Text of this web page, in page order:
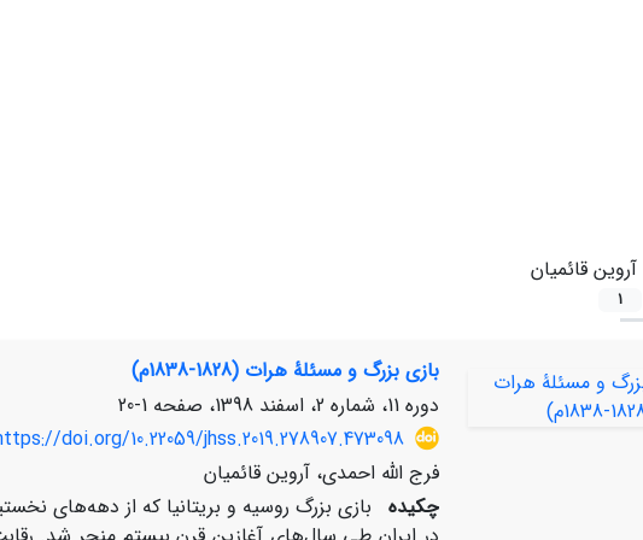
آروین قائمیان
1
بازی بزرگ و مسئلۀ هرات (1828-1838م)
دوره 11، شماره 2، اسفند 1398، صفحه
1-20
doi.org/10.22059/jhss.2019.278907.473098
فرج الله احمدی، آروین قائمیان
چکیده بازی بزرگ روسیه و بریتانیا که از دهه‌های